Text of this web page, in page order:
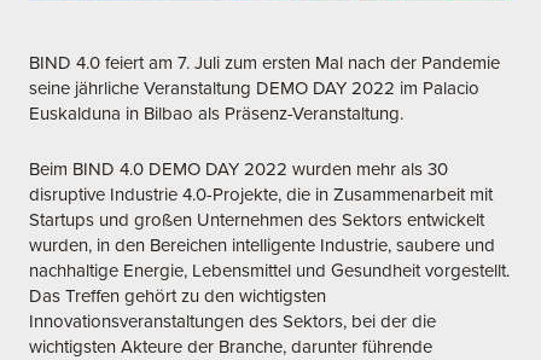
BIND 4.0 feiert am 7. Juli zum ersten Mal nach der Pandemie
seine jährliche Veranstaltung DEMO DAY 2022 im Palacio
Euskalduna in Bilbao als Präsenz-Veranstaltung.
Beim BIND 4.0 DEMO DAY 2022 wurden mehr als 30
disruptive Industrie 4.0-Projekte, die in Zusammenarbeit mit
Startups und großen Unternehmen des Sektors entwickelt
wurden, in den Bereichen intelligente Industrie, saubere und
nachhaltige Energie, Lebensmittel und Gesundheit vorgestellt.
Das Treffen gehört zu den wichtigsten
Innovationsveranstaltungen des Sektors, bei der die
wichtigsten Akteure der Branche, darunter führende